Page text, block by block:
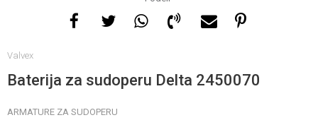
Valvex
Baterija za sudoperu Delta 2450070
ARMATURE ZA SUDOPERU
nedelje